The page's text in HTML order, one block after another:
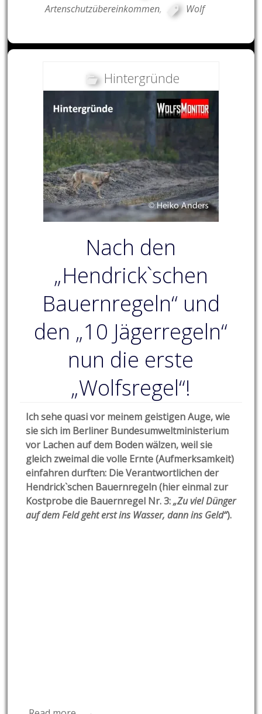
Artenschutzübereinkommen, Wolf
Hintergründe
Nach den
„Hendrick`schen
Bauernregeln“ und
den „10 Jägerregeln“
nun die erste
„Wolfsregel“!
Ich sehe quasi vor meinem geistigen Auge, wie
sie sich im Berliner Bundesumweltministerium
vor Lachen auf dem Boden wälzen, weil sie
gleich zweimal die volle Ernte (Aufmerksamkeit)
einfahren durften: Die Verantwortlichen der
Hendrick`schen Bauernregeln (hier einmal zur
Kostprobe die Bauernregel Nr. 3:„Zu viel Dünger
auf dem Feld geht erst ins Wasser, dann ins Geld“).